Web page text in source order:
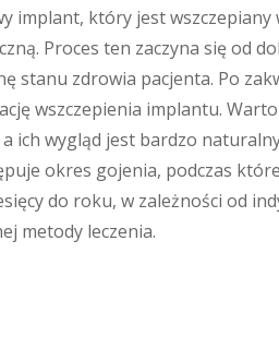
implant, który jest wszczepiany
Proces ten zaczyna się od
stanu zdrowia pacjenta. Po
wszczepienia implantu. Warto
ich wygląd jest bardzo
okres gojenia, podczas
do roku, w zależności od
metody leczenia.